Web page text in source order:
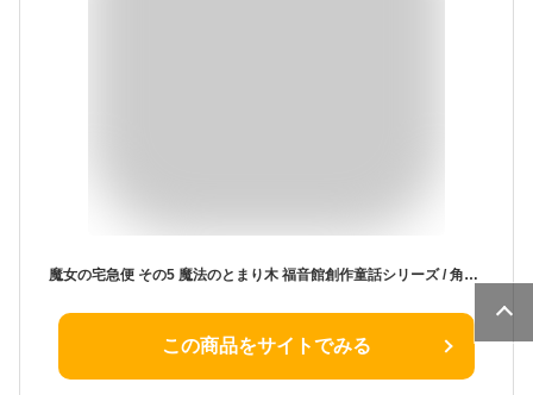
魔女の宅急便 その5 魔法のとまり木 福音館創作童話シリーズ / 角野栄子 【本】
この商品をサイトでみる